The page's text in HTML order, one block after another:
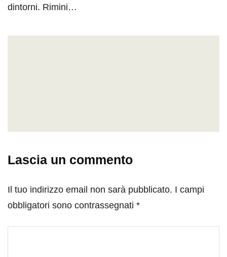
dintorni. Rimini…
Lascia un commento
Il tuo indirizzo email non sarà pubblicato. I campi
obbligatori sono contrassegnati *